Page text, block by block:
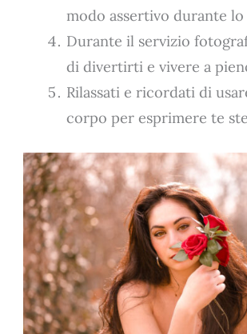
modo assertivo durante
Durante il servizio
di divertirti e vivere a
Rilassati e ricordati di
corpo per esprimere te